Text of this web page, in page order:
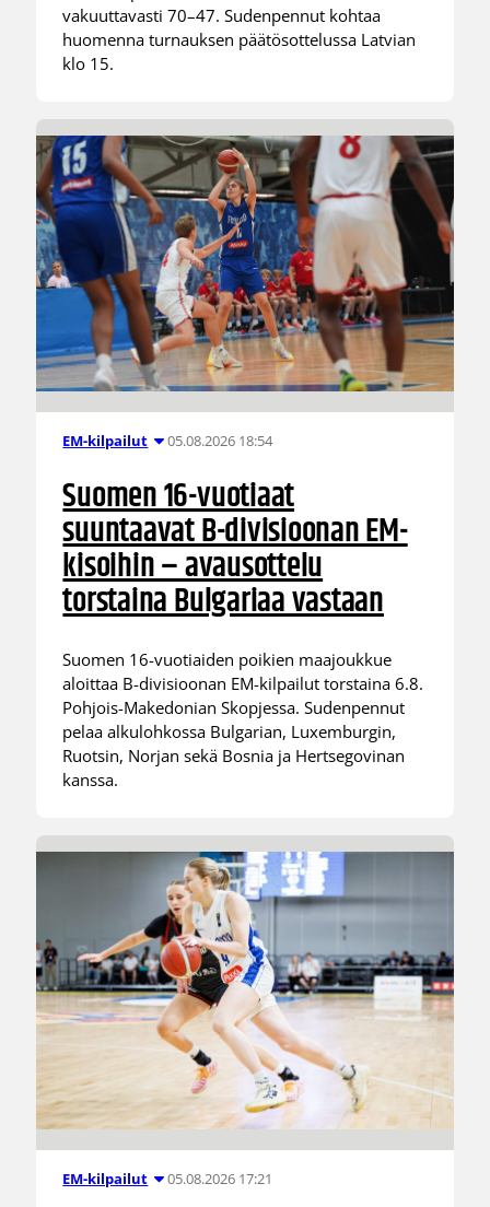
vakuuttavasti 70–47. Sudenpennut kohtaa
huomenna turnauksen päätösottelussa Latvian
klo 15.
EM-kilpailut 05.08.2026 18:54
Suomen 16-vuotiaat
suuntaavat B-divisioonan EM-
kisoihin – avausottelu
torstaina Bulgariaa vastaan
Suomen 16-vuotiaiden poikien maajoukkue
aloittaa B-divisioonan EM-kilpailut torstaina 6.8.
Pohjois-Makedonian Skopjessa. Sudenpennut
pelaa alkulohkossa Bulgarian, Luxemburgin,
Ruotsin, Norjan sekä Bosnia ja Hertsegovinan
kanssa.
EM-kilpailut 05.08.2026 17:21